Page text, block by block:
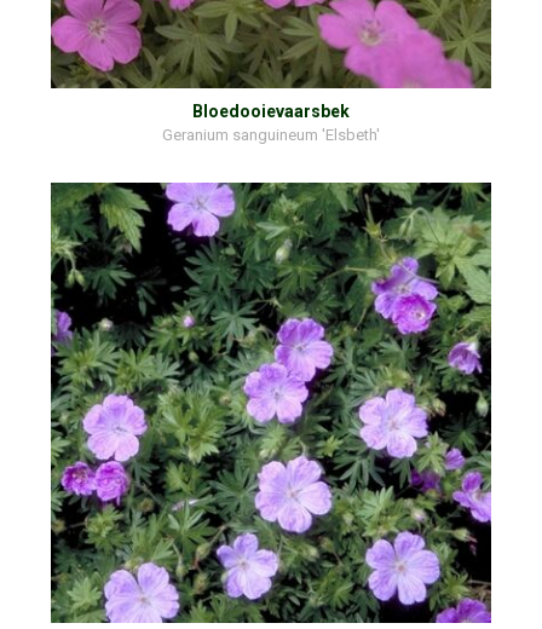
Bloedooievaarsbek
Geranium sanguineum 'Elsbeth'